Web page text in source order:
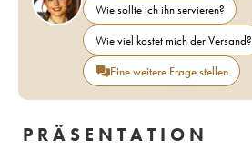
Wie sollte ich ihn servieren?
Wie viel kostet mich der Versand?
Eine weitere Frage stellen
PRÄSENTATION